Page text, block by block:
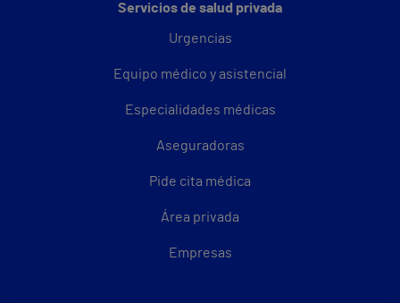
Servicios de salud privada
Urgencias
Equipo médico y asistencial
Especialidades médicas
Aseguradoras
Pide cita médica
Área privada
Empresas